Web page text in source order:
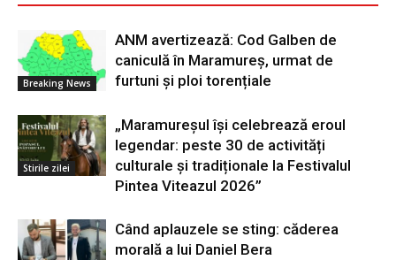
Breaking News
ANM avertizează: Cod Galben de
caniculă în Maramureș, urmat de
furtuni și ploi torențiale
Stirile zilei
„Maramureșul își celebrează eroul
legendar: peste 30 de activități
culturale și tradiționale la Festivalul
Pintea Viteazul 2026”
Când aplauzele se sting: căderea
morală a lui Daniel Bera